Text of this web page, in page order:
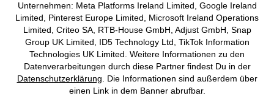
Unternehmen: Meta Platforms Ireland Limited, Google Ireland
Limited, Pinterest Europe Limited, Microsoft Ireland Operations
Limited, Criteo SA, RTB-House GmbH, Adjust GmbH, Snap
Group UK Limited, ID5 Technology Ltd, TikTok Information
Technologies UK Limited. Weitere Informationen zu den
Datenverarbeitungen durch diese Partner findest Du in der
Datenschutzerklärung . Die Informationen sind außerdem über
einen Link in dem Banner abrufbar.